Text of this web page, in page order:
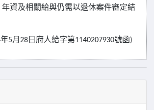
年資及相關給與仍需以退休案件審定結
年5月 28 日府人給字第1140207930號函 )